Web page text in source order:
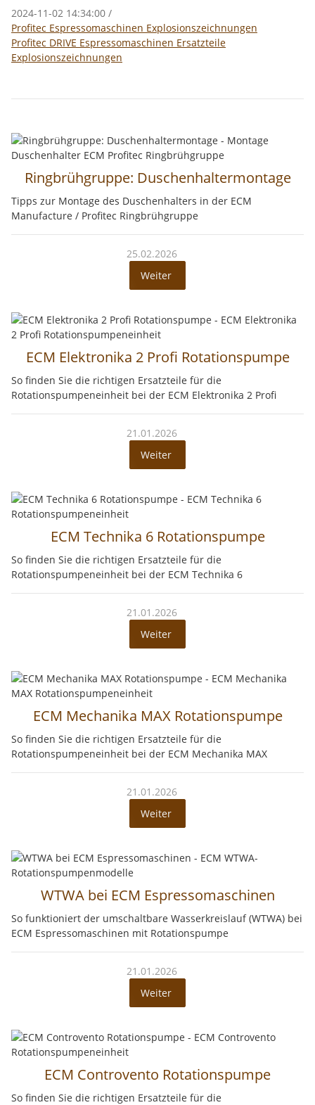
2024-11-02 14:34:00 /
Profitec Espressomaschinen Explosionszeichnungen
Profitec DRIVE Espressomaschinen Ersatzteile
Explosionszeichnungen
Ringbrühgruppe: Duschenhaltermontage
Tipps zur Montage des Duschenhalters in der ECM
Manufacture / Profitec Ringbrühgruppe
25.02.2026
Weiter
ECM Elektronika 2 Profi Rotationspumpe
So finden Sie die richtigen Ersatzteile für die
Rotationspumpeneinheit bei der ECM Elektronika 2 Profi
21.01.2026
Weiter
ECM Technika 6 Rotationspumpe
So finden Sie die richtigen Ersatzteile für die
Rotationspumpeneinheit bei der ECM Technika 6
21.01.2026
Weiter
ECM Mechanika MAX Rotationspumpe
So finden Sie die richtigen Ersatzteile für die
Rotationspumpeneinheit bei der ECM Mechanika MAX
21.01.2026
Weiter
WTWA bei ECM Espressomaschinen
So funktioniert der umschaltbare Wasserkreislauf (WTWA) bei
ECM Espressomaschinen mit Rotationspumpe
21.01.2026
Weiter
ECM Controvento Rotationspumpe
So finden Sie die richtigen Ersatzteile für die